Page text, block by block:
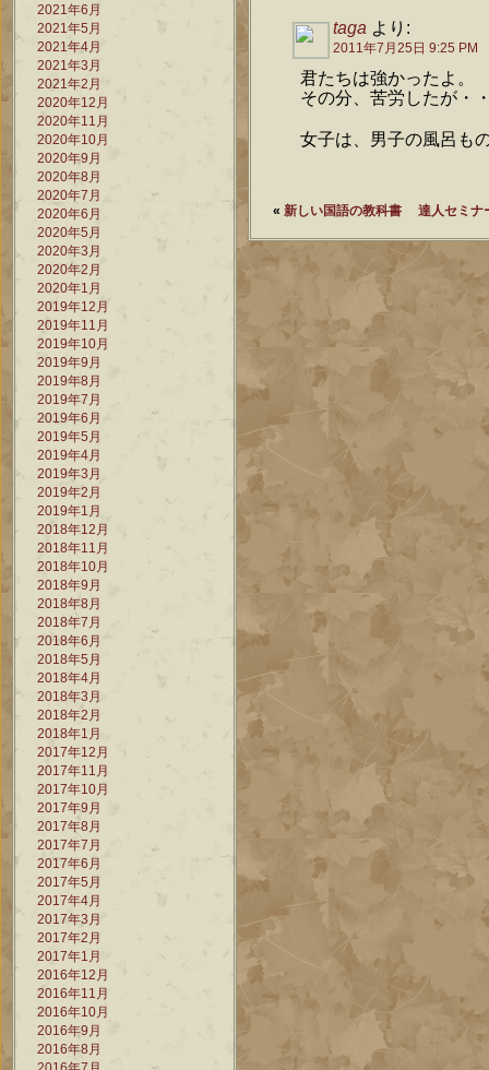
2021年6月
2021年5月
2021年4月
2021年3月
2021年2月
2020年12月
2020年11月
2020年10月
2020年9月
2020年8月
2020年7月
2020年6月
2020年5月
2020年3月
2020年2月
2020年1月
2019年12月
2019年11月
2019年10月
2019年9月
2019年8月
2019年7月
2019年6月
2019年5月
2019年4月
2019年3月
2019年2月
2019年1月
2018年12月
2018年11月
2018年10月
2018年9月
2018年8月
2018年7月
2018年6月
2018年5月
2018年4月
2018年3月
2018年2月
2018年1月
2017年12月
2017年11月
2017年10月
2017年9月
2017年8月
2017年7月
2017年6月
2017年5月
2017年4月
2017年3月
2017年2月
2017年1月
2016年12月
2016年11月
2016年10月
2016年9月
2016年8月
taga より:
2011年7月25日 9:25 PM
君たちは強かったよ。
その分、苦労したが・
女子は、男子の風呂も
« 新しい国語の教科書 達人セミナ